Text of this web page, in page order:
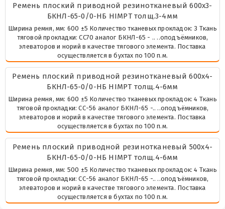
Ремень плоский приводной резинотканевый 600х3-
БКНЛ-65-0/0-НБ HIMPT толщ.3-4мм
Ширина ремня, мм: 600 ±5 Количество тканевых прокладок: 3 Ткань
тяговой прокладки: СС70 аналог БКНЛ-65 - .. ..оподъёмников,
элеваторов и норий в качестве тягового элемента. Поставка
осуществляется в бухтах по 100 п.м.
Ремень плоский приводной резинотканевый 600х4-
БКНЛ-65-0/0-НБ HIMPT толщ.4-6мм
Ширина ремня, мм: 600 ±5 Количество тканевых прокладок: 4 Ткань
тяговой прокладки: СС-56 аналог БКНЛ-65 -.. ..оподъёмников,
элеваторов и норий в качестве тягового элемента. Поставка
осуществляется в бухтах по 100 п.м.
Ремень плоский приводной резинотканевый 500х4-
БКНЛ-65-0/0-НБ HIMPT толщ.4-6мм
Ширина ремня, мм: 500 ±5 Количество тканевых прокладок: 4 Ткань
тяговой прокладки: СС-56 аналог БКНЛ-65 -.. ..оподъёмников,
элеваторов и норий в качестве тягового элемента. Поставка
осуществляется в бухтах по 100 п.м.